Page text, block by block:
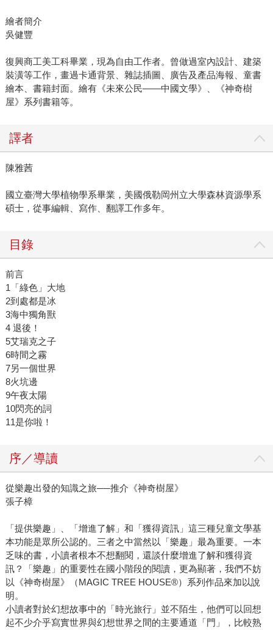
繪者簡介
吳健豐
復興商工美工科畢業，現為自由工作者。曾做過室內設計、建築
裝潢等工作，畫過卡通背景、雜誌插圖、廣告及產品海報、童書
繪本、書籍封面。繪有《未來公民——中國文學》、《神奇樹
屋》系列書籍等。
譯者
陳雅茜
國立臺灣大學植物學系畢業，美國俄勒岡州立大學森林資源學系
碩士，從事編輯、寫作、翻譯工作多年。
目錄
前言
1「綠色」大地
2到處都是冰
3海中獨角獸
4 退後！
5艾瑞克之子
6時間之霧
7另一個世界
8火坑邊
9午夜太陽
10閃亮的詞
11是你啦！
序／導讀
從樂趣出發的知識之旅──推介《神奇樹屋》
張子樟
「提供樂趣」、「增進了解」和「獲得資訊」這三種兒童文學基
本功能是眾所公認的。三者之中當然以「樂趣」最為重要。一本
乏味的書，小讀者根本不想翻閱，還談什麼增進了解和獲得資
訊？「樂趣」的重要性在國小階段的閱讀，更為顯著，我們不妨
以《神奇樹屋》（MAGIC TREE HOUSE®）系列作品來加以說
明。
小讀者對於幻想故事中的「時光旅行」並不陌生，他們可以回想
起不少介乎寫實世界與幻想世界之間的主要通道「門」，比較熟